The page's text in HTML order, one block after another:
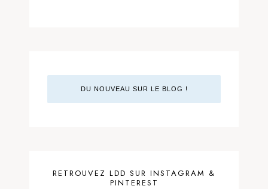
DU NOUVEAU SUR LE BLOG !
RETROUVEZ LDD SUR INSTAGRAM &
PINTEREST